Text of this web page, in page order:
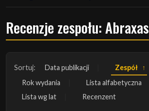
Recenzje zespołu: Abraxas
Sortuj: Data publikacji
Zespół
Rok wydania
Lista alfabetyczna
Lista wg lat
Recenzent